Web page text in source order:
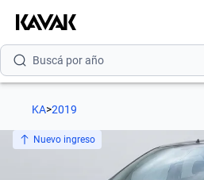
Buscá por versión
Buscá por año
KA>2019
Nuevo ingreso